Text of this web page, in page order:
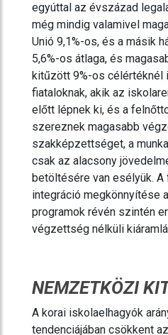
egyúttal az évszázad
még mindig valamivel
Unió 9,1%-os, és a másik
5,6%-os átlaga, és
kitűzött 9%-os célértéknél
fiataloknak, akik az
előtt lépnek ki, és a
szereznek magasabb
szakképzettséget, a
csak az alacsony
betöltésére van esélyük.
integráció megkönnyítése
programok révén szintén
végzettség nélküli
NEMZETKÖZI
A korai iskolaelhagyók
tendenciájában csökkent